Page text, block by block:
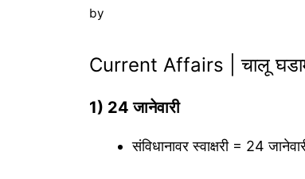
by
Current Affairs | चालू
1) 24 जानेवारी
संविधानावर स्वाक्षरी = 24